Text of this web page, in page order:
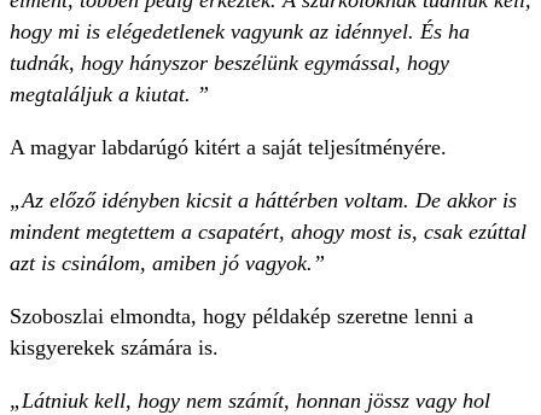
hogy mi is elégedetlenek vagyunk az idénnyel. És ha
tudnák, hogy hányszor beszélünk egymással, hogy
megtaláljuk a kiutat. ”
A magyar labdarúgó kitért a saját teljesítményére.
„Az előző idényben kicsit a háttérben voltam. De akkor is
mindent megtettem a csapatért, ahogy most is, csak ezúttal
azt is csinálom, amiben jó vagyok.”
Szoboszlai elmondta, hogy példakép szeretne lenni a
kisgyerekek számára is.
„Látniuk kell, hogy nem számít, honnan jössz vagy hol